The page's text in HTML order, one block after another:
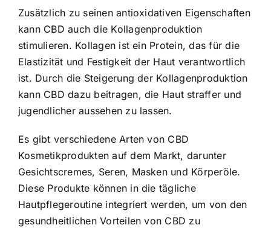
Zusätzlich zu seinen antioxidativen Eigenschaften
kann CBD auch die Kollagenproduktion
stimulieren. Kollagen ist ein Protein, das für die
Elastizität und Festigkeit der Haut verantwortlich
ist. Durch die Steigerung der Kollagenproduktion
kann CBD dazu beitragen, die Haut straffer und
jugendlicher aussehen zu lassen.
Es gibt verschiedene Arten von CBD
Kosmetikprodukten auf dem Markt, darunter
Gesichtscremes, Seren, Masken und Körperöle.
Diese Produkte können in die tägliche
Hautpflegeroutine integriert werden, um von den
gesundheitlichen Vorteilen von CBD zu